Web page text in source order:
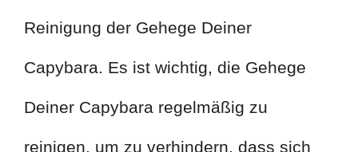
Reinigung der Gehege Deiner
Capybara. Es ist wichtig, die Gehege
Deiner Capybara regelmäßig zu
reinigen, um zu verhindern, dass sich